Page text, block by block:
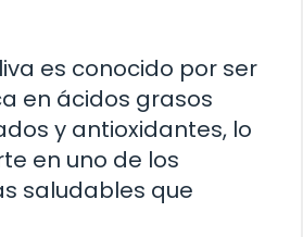
es conocido por ser
en ácidos grasos
y antioxidantes, lo
en uno de los
saludables que